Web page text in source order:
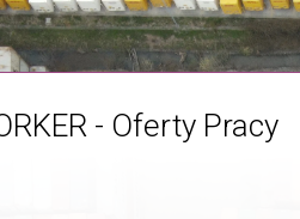
- Oferty Pracy